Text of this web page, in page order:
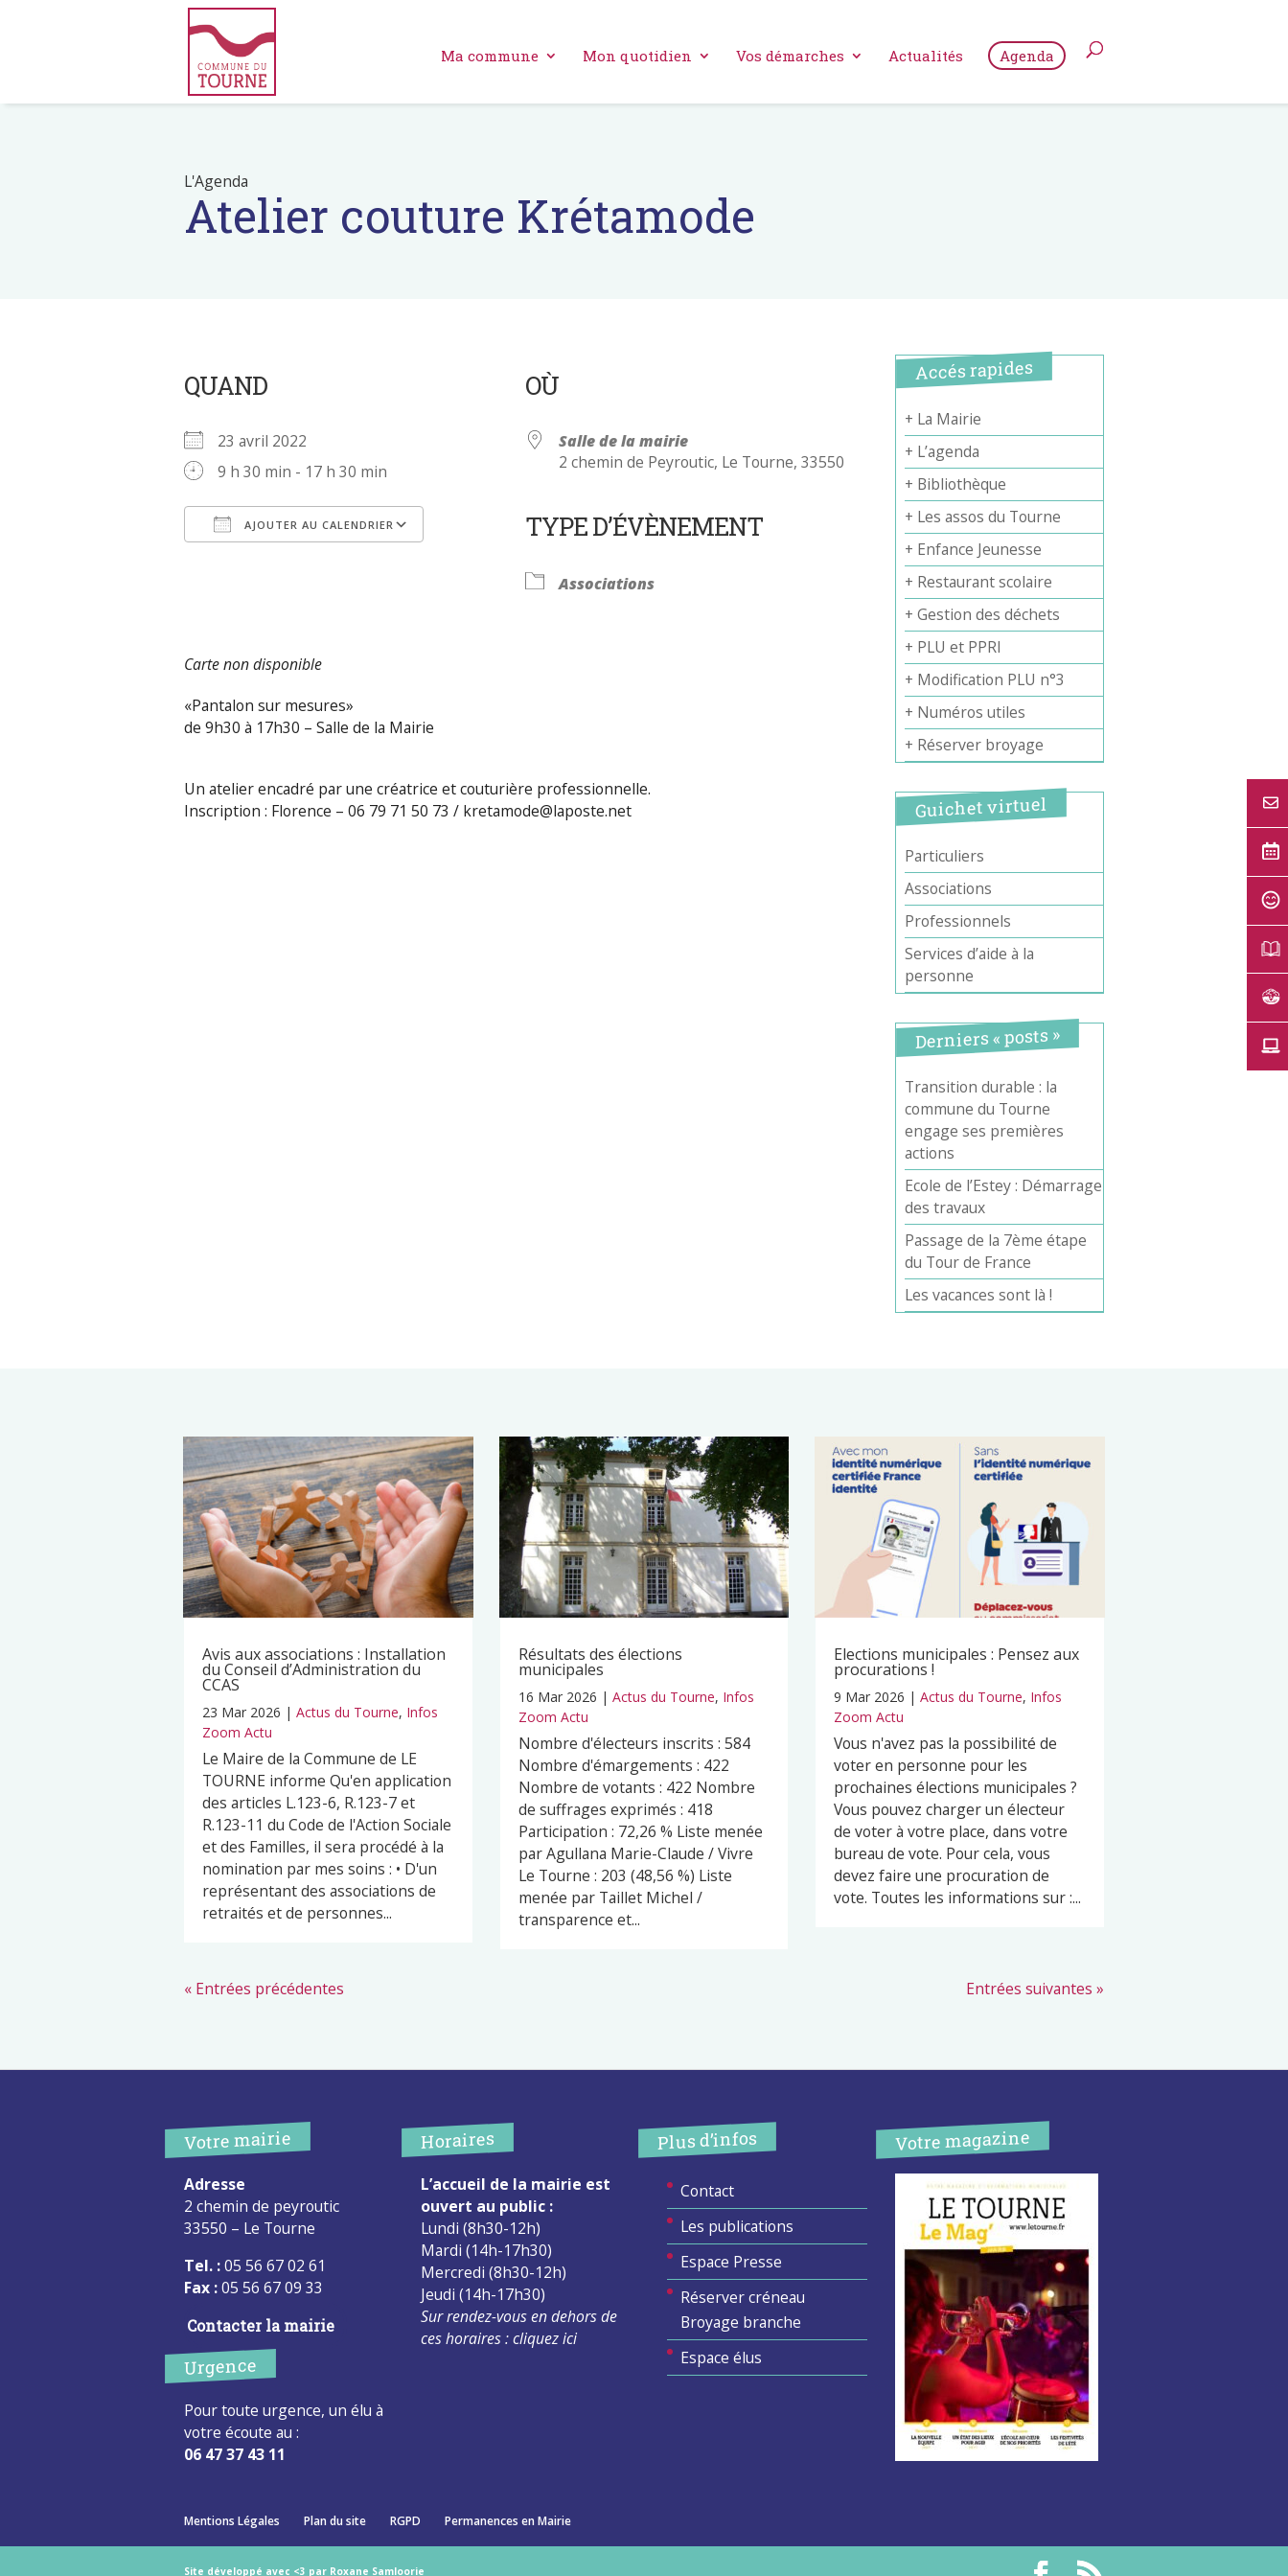
Ma commune Mon quotidien Vos démarches Actualités Agenda
L'Agenda
Atelier couture Krétamode
QUAND
23 avril 2022
9 h 30 min - 17 h 30 min
AJOUTER AU CALENDRIER
Office 365
OÙ
Salle de la mairie
2 chemin de Peyroutic, Le Tourne, 33550
TYPE D’ÉVÈNEMENT
Associations
Carte non disponible
«Pantalon sur mesures»
de 9h30 à 17h30 – Salle de la Mairie
Un atelier encadré par une créatrice et couturière professionnelle.
Inscription : Florence – 06 79 71 50 73 / kretamode@laposte.net
Accés rapides
+ La Mairie
+ L’agenda
+ Bibliothèque
+ Les assos du Tourne
+ Enfance Jeunesse
+ Restaurant scolaire
+ Gestion des déchets
+ PLU et PPRI
+ Modification PLU n°3
+ Numéros utiles
+ Réserver broyage
Guichet virtuel
Particuliers
Associations
Professionnels
Services d’aide à la
personne
Derniers « posts »
Transition durable : la
commune du Tourne
engage ses premières
actions
Ecole de l’Estey : Démarrage
des travaux
Passage de la 7ème étape
du Tour de France
Les vacances sont là !
Avis aux associations : Installation
du Conseil d’Administration du
CCAS
23 Mar 2026 | Actus du Tourne, Infos
Zoom Actu
Le Maire de la Commune de LE
TOURNE informe Qu'en application
des articles L.123-6, R.123-7 et
R.123-11 du Code de l'Action Sociale
et des Familles, il sera procédé à la
nomination par mes soins : • D'un
représentant des associations de
retraités et de personnes...
Résultats des élections
municipales
16 Mar 2026 | Actus du Tourne, Infos
Zoom Actu
Nombre d'électeurs inscrits : 584
Nombre d'émargements : 422
Nombre de votants : 422 Nombre
de suffrages exprimés : 418
Participation : 72,26 % Liste menée
par Agullana Marie-Claude / Vivre
Le Tourne : 203 (48,56 %) Liste
menée par Taillet Michel /
transparence et...
Elections municipales : Pensez aux
procurations !
9 Mar 2026 |Actus du Tourne, Infos
Zoom Actu
Vous n'avez pas la possibilité de
voter en personne pour les
prochaines élections municipales ?
Vous pouvez charger un électeur
de voter à votre place, dans votre
bureau de vote. Pour cela, vous
devez faire une procuration de
vote. Toutes les informations sur :...
« Entrées précédentes Entrées suivantes »
Votre mairie
Adresse
2 chemin de peyroutic
33550 – Le Tourne
Tel. :05 56 67 02 61
Fax :05 56 67 09 33
Contacter la mairie
Urgence
Pour toute urgence, un élu à
votre écoute au :
06 47 37 43 11
Horaires
L’accueil de la mairie est
ouvert au public :
Lundi (8h30-12h)
Mardi (14h-17h30)
Mercredi (8h30-12h)
Jeudi (14h-17h30)
Sur rendez-vous en dehors de
ces horaires :cliquez ici
Plus d’infos
Contact
Les publications
Espace Presse
Réserver créneau
Broyage branche
Espace élus
Votre magazine
Mentions Légales Plan du site RGPD Permanences en Mairie
Site développé avec <3 par Roxane Samloorie